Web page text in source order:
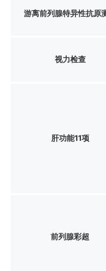
游离前列腺特异性抗原
视力检查
肝功能11项
前列腺彩超